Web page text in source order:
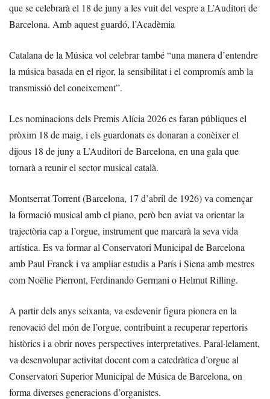
que se celebrarà el 18 de juny a les vuit del vespre a L’Auditori de
Barcelona. Amb aquest guardó, l’Acadèmia
Catalana de la Música vol celebrar també “una manera d’entendre
la música basada en el rigor, la sensibilitat i el compromís amb la
transmissió del coneixement”.
Les nominacions dels Premis Alícia 2026 es faran públiques el
pròxim 18 de maig, i els guardonats es donaran a conèixer el
dijous 18 de juny a L’Auditori de Barcelona, en una gala que
tornarà a reunir el sector musical català.
Montserrat Torrent (Barcelona, 17 d’abril de 1926) va començar
la formació musical amb el piano, però ben aviat va orientar la
trajectòria cap a l’orgue, instrument que marcarà la seva vida
artística. Es va formar al Conservatori Municipal de Barcelona
amb Paul Franck i va ampliar estudis a París i Siena amb mestres
com Noëlie Pierront, Ferdinando Germani o Helmut Rilling.
A partir dels anys seixanta, va esdevenir figura pionera en la
renovació del món de l’orgue, contribuint a recuperar repertoris
històrics i a obrir noves perspectives interpretatives. Paral·lelament,
va desenvolupar activitat docent com a catedràtica d’orgue al
Conservatori Superior Municipal de Música de Barcelona, on
forma diverses generacions d’organistes.